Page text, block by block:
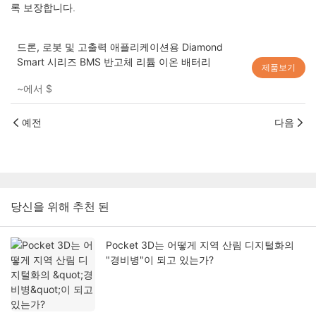
록 보장합니다.
드론, 로봇 및 고출력 애플리케이션용 Diamond
Smart 시리즈 BMS 반고체 리튬 이온 배터리
~에서 $
제품보기
예전 다음
당신을 위해 추천 된
Pocket 3D는 어떻게 지역 산림 디지털화의
"경비병"이 되고 있는가?